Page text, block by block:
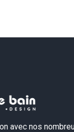
avec nos